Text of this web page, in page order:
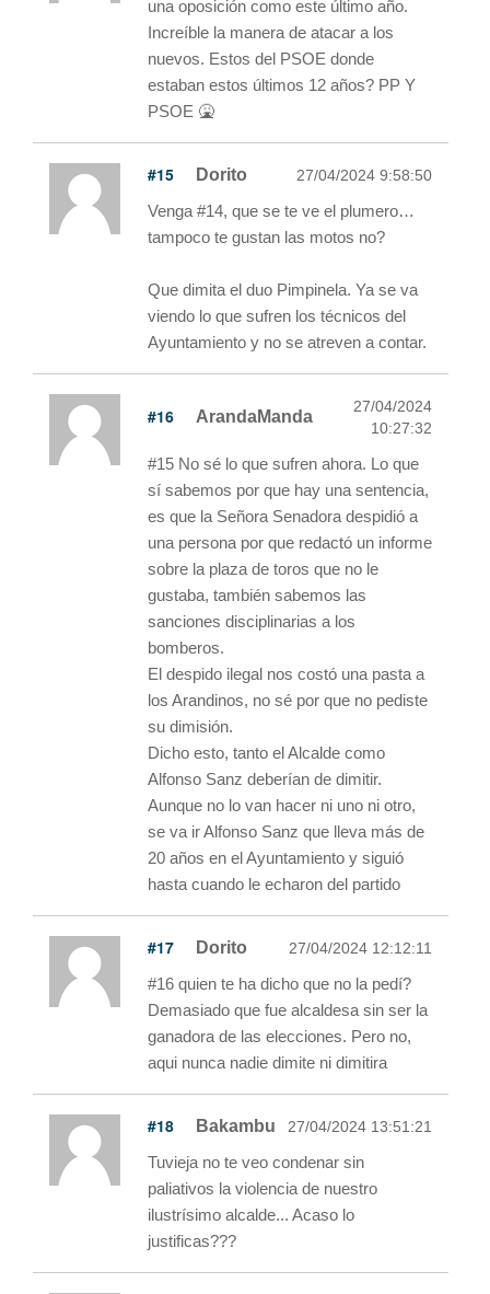
una oposición como este último año.
Increíble la manera de atacar a los
nuevos. Estos del PSOE donde
estaban estos últimos 12 años? PP Y
PSOE 🤮
#15 Dorito 27/04/2024 9:58:50
Venga #14, que se te ve el plumero…
tampoco te gustan las motos no?
Que dimita el duo Pimpinela. Ya se va
viendo lo que sufren los técnicos del
Ayuntamiento y no se atreven a contar.
#16 ArandaManda
27/04/2024
10:27:32
#15 No sé lo que sufren ahora. Lo que
sí sabemos por que hay una sentencia,
es que la Señora Senadora despidió a
una persona por que redactó un informe
sobre la plaza de toros que no le
gustaba, también sabemos las
sanciones disciplinarias a los
bomberos.
El despido ilegal nos costó una pasta a
los Arandinos, no sé por que no pediste
su dimisión.
Dicho esto, tanto el Alcalde como
Alfonso Sanz deberían de dimitir.
Aunque no lo van hacer ni uno ni otro,
se va ir Alfonso Sanz que lleva más de
20 años en el Ayuntamiento y siguió
hasta cuando le echaron del partido
#17 Dorito 27/04/2024 12:12:11
#16 quien te ha dicho que no la pedí?
Demasiado que fue alcaldesa sin ser la
ganadora de las elecciones. Pero no,
aqui nunca nadie dimite ni dimitira
#18 Bakambu 27/04/2024 13:51:21
Tuvieja no te veo condenar sin
paliativos la violencia de nuestro
ilustrísimo alcalde... Acaso lo
justificas???